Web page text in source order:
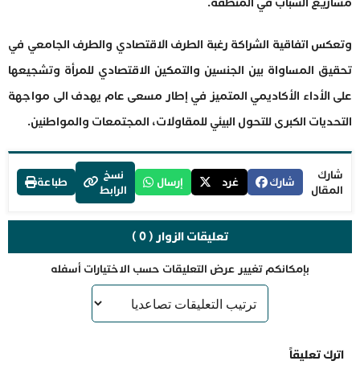
وتعكس اتفاقية الشراكة رغبة الطرف الاقتصادي والطرف الجامعي في
تحقيق المساواة بين الجنسين والتمكين الاقتصادي للمرأة وتشجيعها
على الأداء الأكاديمي المتميز في إطار مسعى عام يهدف الى مواجهة
التحديات الكبرى للتحول البيئي للمقاولات، المجتمعات والمواطنين.
شارك
المقال
شارك غرد إرسال
نسخ
الرابط
طباعة
تعليقات الزوار ( 0 )
بإمكانكم تغيير عرض التعليقات حسب الاختيارات أسفله
اترك تعليقاً